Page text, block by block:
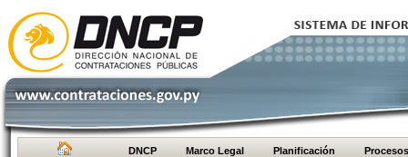
DNCP Marco Legal Planificación Procesos